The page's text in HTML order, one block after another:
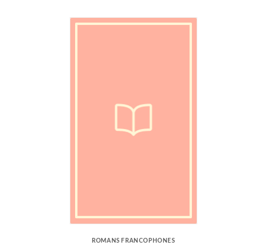
ROMANS FRANCOPHONES